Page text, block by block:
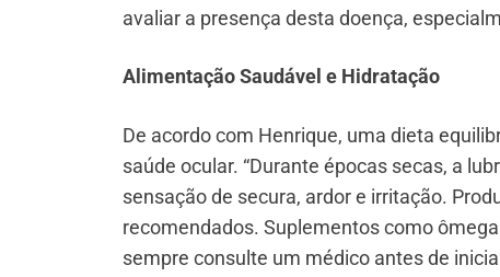
avaliar a presença desta doença,
Alimentação Saudável e Hidratação
De acordo com Henrique, uma dieta
saúde ocular. “Durante épocas secas, a
sensação de secura, ardor e irritação.
recomendados. Suplementos como
sempre consulte um médico antes de